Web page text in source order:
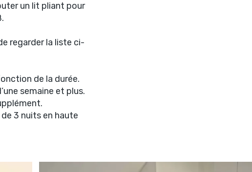
un lit pliant pour
regarder la liste ci-
de la durée.
semaine et plus.
3 nuits en haute